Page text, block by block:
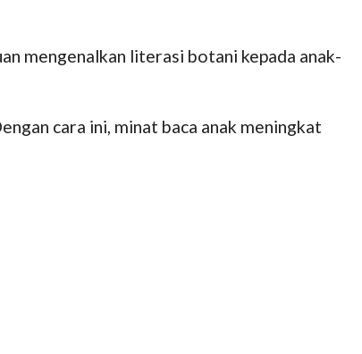
mengenalkan literasi botani kepada anak-
cara ini, minat baca anak meningkat